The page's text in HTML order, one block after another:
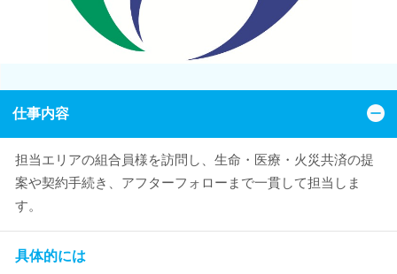
仕事内容
担当エリアの組合員様を訪問し、生命・医療・火災共済の提
案や契約手続き、アフターフォローまで一貫して担当しま
す。
具体的には